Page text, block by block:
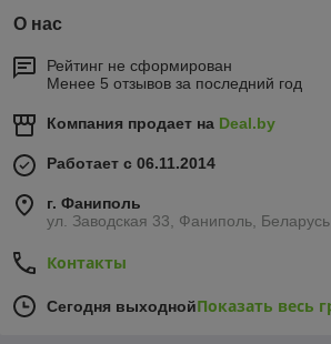
О нас
Рейтинг не сформирован
Менее 5 отзывов за последний год
Компания продает на Deal.by
Работает с 06.11.2014
г. Фаниполь
ул. Заводская 33, Фаниполь, Беларусь
Контакты
Сегодня выходнойПоказать весь